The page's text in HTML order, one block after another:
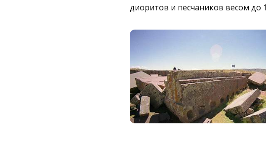
диоритов и песчаников весом до